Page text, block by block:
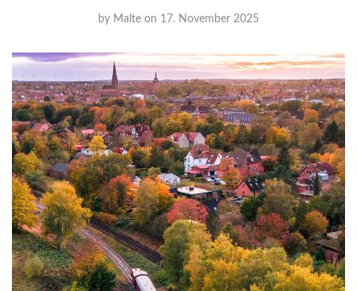
by Malte on 17. November 2025